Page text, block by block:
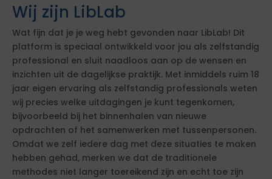
Wij zijn LibLab
Wat fijn dat je je weg hebt gevonden naar LibLab! Dit
platform is speciaal ontwikkeld voor jou als zelfstandig
professional en sluit naadloos aan op de wensen en
inzichten uit de dagelijkse praktijk. Met inmiddels ruim 18
jaar eigen ervaring als zelfstandig professionals weten
wij precies welke uitdagingen je kunt tegenkomen,
bijvoorbeeld bij het binnenhalen van nieuwe
opdrachten of het samenwerken met tussenpersonen.
Omdat we zelf iedere dag met deze situaties te maken
hebben gehad, merken we dat de traditionele
methodes niet langer toereikend zijn en echt toe zijn